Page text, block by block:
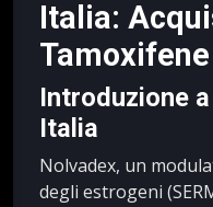
Italia:
Introduzione
Italia
Nolvadex, un
degli estrogeni